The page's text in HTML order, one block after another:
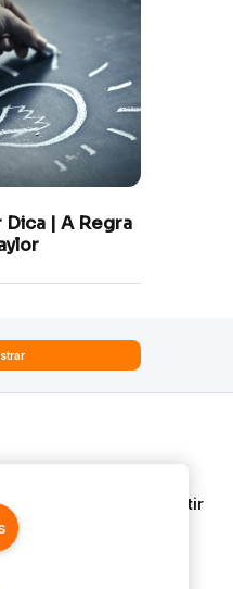
Dica | A Regra
Aprenda a Investir